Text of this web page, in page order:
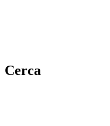
Cerca